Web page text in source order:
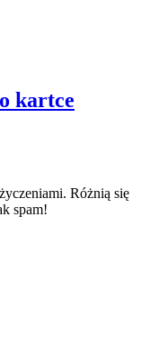
kartce
Różnią się
spam!